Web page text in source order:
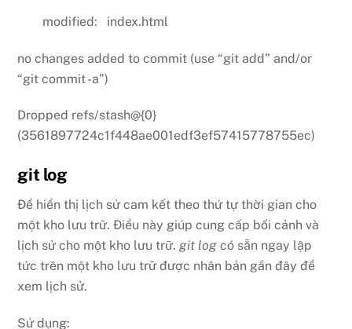
modified: index.html
no changes added to commit (use “git add” and/or
“git commit -a”)
Dropped refs/stash@{0}
(3561897724c1f448ae001edf3ef57415778755ec)
git log
Để hiển thị lịch sử cam kết theo thứ tự thời gian cho
một kho lưu trữ. Điều này giúp cung cấp bối cảnh và
lịch sử cho một kho lưu trữ.git log có sẵn ngay lập
tức trên một kho lưu trữ được nhân bản gần đây để
xem lịch sử.
Sử dụng: